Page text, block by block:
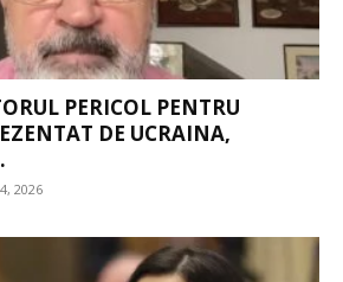
PERICOL PENTRU
DE UCRAINA,
2026